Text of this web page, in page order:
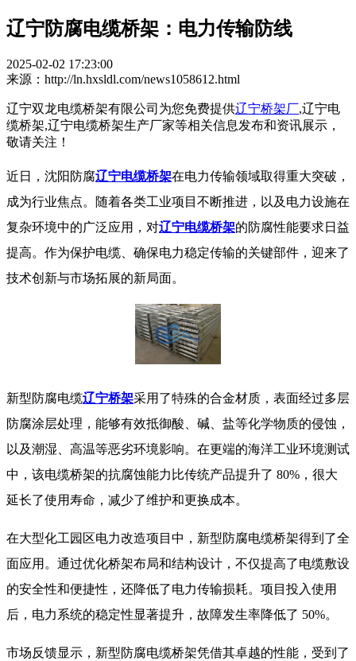
辽宁防腐电缆桥架：电力传输防线
2025-02-02 17:23:00
来源：http://ln.hxsldl.com/news1058612.html
辽宁双龙电缆桥架有限公司为您免费提供辽宁桥架厂,辽宁电
缆桥架,辽宁电缆桥架生产厂家等相关信息发布和资讯展示，
敬请关注！
近日，沈阳防腐辽宁电缆桥架在电力传输领域取得重大突破，
成为行业焦点。随着各类工业项目不断推进，以及电力设施在
复杂环境中的广泛应用，对辽宁电缆桥架的防腐性能要求日益
提高。作为保护电缆、确保电力稳定传输的关键部件，迎来了
技术创新与市场拓展的新局面。
新型防腐电缆辽宁桥架采用了特殊的合金材质，表面经过多层
防腐涂层处理，能够有效抵御酸、碱、盐等化学物质的侵蚀，
以及潮湿、高温等恶劣环境影响。在更端的海洋工业环境测试
中，该电缆桥架的抗腐蚀能力比传统产品提升了 80%，很大
延长了使用寿命，减少了维护和更换成本。
在大型化工园区电力改造项目中，新型防腐电缆桥架得到了全
面应用。通过优化桥架布局和结构设计，不仅提高了电缆敷设
的安全性和便捷性，还降低了电力传输损耗。项目投入使用
后，电力系统的稳定性显著提升，故障发生率降低了 50%。
市场反馈显示，新型防腐电缆桥架凭借其卓越的性能，受到了